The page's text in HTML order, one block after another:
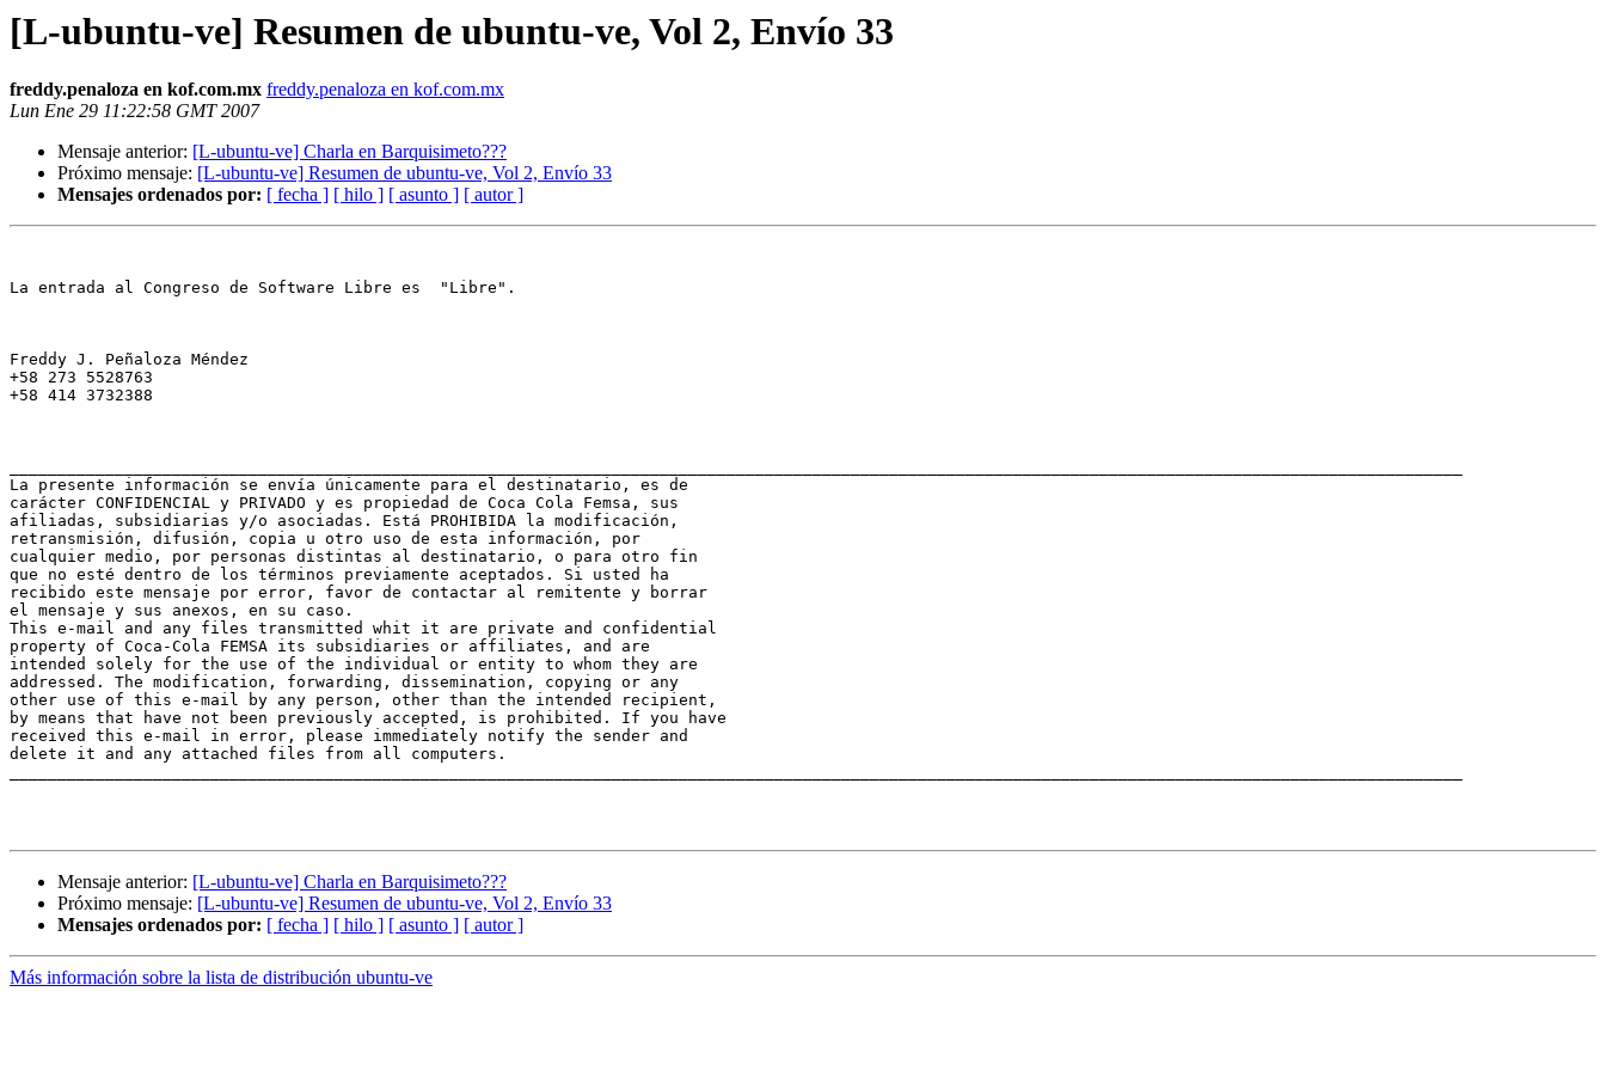
[L-ubuntu-ve] Resumen de ubuntu-ve, Vol 2, Envío 33
freddy.penaloza en kof.com.mx freddy.penaloza en kof.com.mx
Lun Ene 29 11:22:58 GMT 2007
Mensaje anterior: [L-ubuntu-ve] Charla en Barquisimeto???
Próximo mensaje: [L-ubuntu-ve] Resumen de ubuntu-ve, Vol 2, Envío 33
Mensajes ordenados por: [ fecha ] [ hilo ] [ asunto ] [ autor ]
La entrada al Congreso de Software Libre es  "Libre".
Freddy J. Peñaloza Méndez
+58 273 5528763
+58 414 3732388
La presente información se envía únicamente para el destinatario, es de
carácter CONFIDENCIAL y PRIVADO y es propiedad de Coca Cola Femsa, sus
afiliadas, subsidiarias y/o asociadas. Está PROHIBIDA la modificación,
retransmisión, difusión, copia u otro uso de esta información, por
cualquier medio, por personas distintas al destinatario, o para otro fin
que no esté dentro de los términos previamente aceptados. Si usted ha
recibido este mensaje por error, favor de contactar al remitente y borrar
el mensaje y sus anexos, en su caso.
This e-mail and any files transmitted whit it are private and confidential
property of Coca-Cola FEMSA its subsidiaries or affiliates, and are
intended solely for the use of the individual or entity to whom they are
addressed. The modification, forwarding, dissemination, copying or any
other use of this e-mail by any person, other than the intended recipient,
by means that have not been previously accepted, is prohibited. If you have
received this e-mail in error, please immediately notify the sender and
delete it and any attached files from all computers.
Mensaje anterior: [L-ubuntu-ve] Charla en Barquisimeto???
Próximo mensaje: [L-ubuntu-ve] Resumen de ubuntu-ve, Vol 2, Envío 33
Mensajes ordenados por: [ fecha ] [ hilo ] [ asunto ] [ autor ]
Más información sobre la lista de distribución ubuntu-ve